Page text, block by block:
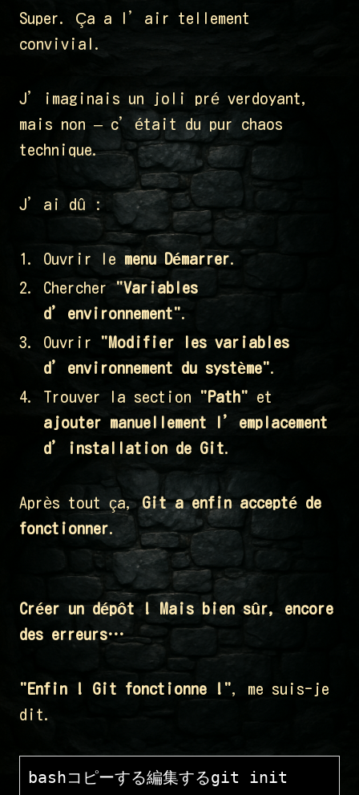
Super. Ça a l’air tellement
convivial.
J’imaginais un joli pré verdoyant,
mais non – c’était du pur chaos
technique.
J’ai dû :
Ouvrir le menu Démarrer.
Chercher"Variables
d’environnement".
Ouvrir "Modifier les variables
d’environnement du système".
Trouver la section "Path" et
ajouter manuellement l’emplacement
d’installation de Git.
Après tout ça,Git a enfin accepté de
fonctionner.
Créer un dépôt ! Mais bien sûr, encore
des erreurs…
"Enfin ! Git fonctionne !", me suis-je
dit.
bashコピーする編集する